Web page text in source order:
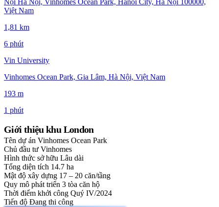
Nội Hà Nội, Vinhomes Ocean Park, Hanoi City, Hà Nội 100000,
Việt Nam
1,81 km
6 phút
Vin University
Vinhomes Ocean Park, Gia Lâm, Hà Nội, Việt Nam
193 m
1 phút
Giới thiệu khu London
Tên dự án Vinhomes Ocean Park
Chủ đầu tư Vinhomes
Hình thức sở hữu Lâu dài
Tổng diện tích 14.7 ha
Mật độ xây dựng 17 – 20 căn/tầng
Quy mô phát triển 3 tòa căn hộ
Thời điểm khởi công Quý IV/2024
Tiến độ Đang thi công